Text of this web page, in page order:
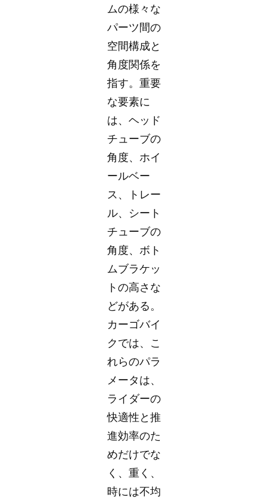
ムの様々な
パーツ間の
空間構成と
角度関係を
指す。重要
な要素に
は、ヘッド
チューブの
角度、ホイ
ールベー
ス、トレー
ル、シート
チューブの
角度、ボト
ムブラケッ
トの高さな
どがある。
カーゴバイ
クでは、こ
れらのパラ
メータは、
ライダーの
快適性と推
進効率のた
めだけでな
く、重く、
時には不均